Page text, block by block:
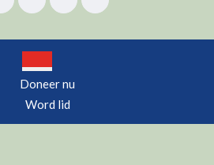
Open
Doneer nu
Word lid